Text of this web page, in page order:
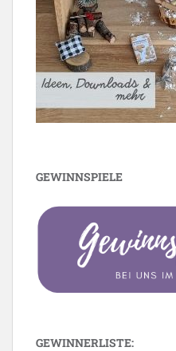
GEWINNSPIELE
GEWINNERLISTE: